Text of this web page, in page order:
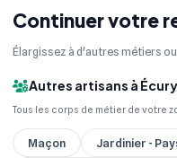
Continuer votre
Élargissez à d'autres métiers
Autres artisans à
Tous les corps de métier de votre
Maçon Jardinier -